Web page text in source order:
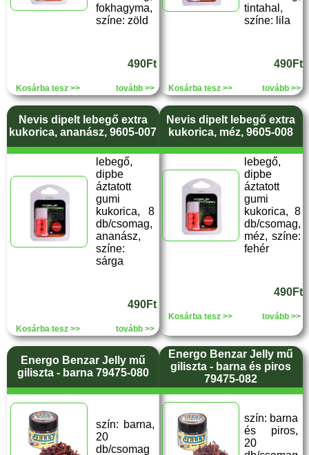
fokhagyma,
színe: zöld
490Ft
Kosárba tesz >> tovább >>
tintahal,
színe: lila
490Ft
Kosárba tesz >> tovább >>
Nevis dipelt lebegő extra
kukorica, ananász, 9605-007
lebegő,
dipbe
áztatott
gumi
kukorica, 8
db/csomag,
ananász,
színe:
sárga
490Ft
Kosárba tesz >> tovább >>
Nevis dipelt lebegő extra
kukorica, méz, 9605-008
lebegő,
dipbe
áztatott
gumi
kukorica, 8
db/csomag,
méz, színe:
fehér
490Ft
Kosárba tesz >> tovább >>
Energo Benzar Jelly mű
giliszta - barna 79475-080
szín: barna,
20
db/csomag
Energo Benzar Jelly mű
giliszta - barna és piros
79475-082
szín: barna
és piros,
20